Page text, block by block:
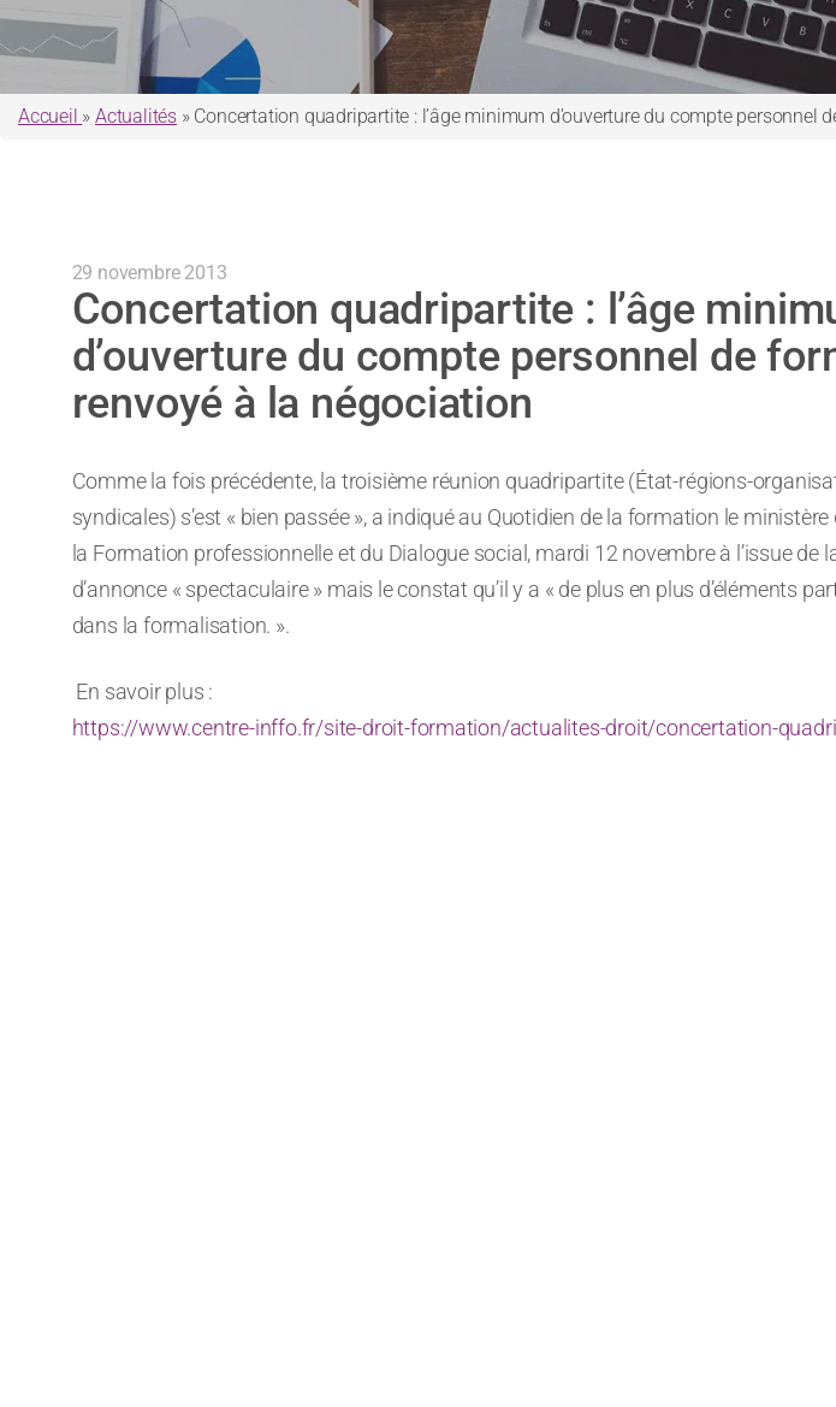
Accueil »Actualités » Concertation quadripartite : l’âge minimum d’ouverture du compte personnel
29 novembre 2013
Concertation quadripartite : l’âge
d’ouverture du compte personnel de
renvoyé à la négociation
Comme la fois précédente, la troisième réunion quadripartite (État-régions-
syndicales) s’est « bien passée », a indiqué au Quotidien de la formation le ministère
la Formation professionnelle et du Dialogue social, mardi 12 novembre à l’issue de
d’annonce « spectaculaire » mais le constat qu’il y a « de plus en plus d’éléments
dans la formalisation. ».
En savoir plus :
https://www.centre-inffo.fr/site-droit-formation/actualites-droit/concertation-